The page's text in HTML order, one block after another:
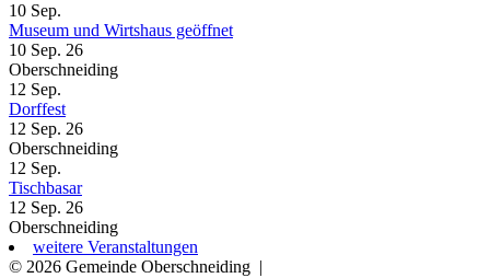
10 Sep.
Museum und Wirtshaus geöffnet
10 Sep. 26
Oberschneiding
12 Sep.
Dorffest
12 Sep. 26
Oberschneiding
12 Sep.
Tischbasar
12 Sep. 26
Oberschneiding
weitere Veranstaltungen
© 2026 Gemeinde Oberschneiding |